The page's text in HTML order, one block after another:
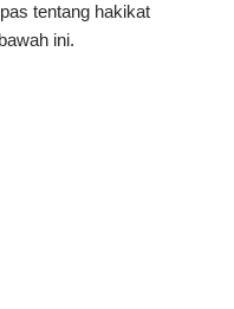
tentang hakikat
ini.